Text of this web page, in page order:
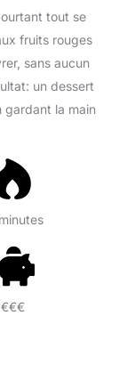
tout se
fruits rouges
sans aucun
un dessert
gardant la main
€€€